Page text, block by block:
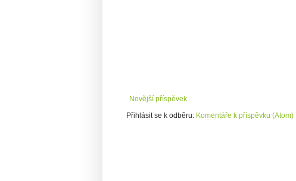
Novější příspěvek
Přihlásit se k odběru: Komentáře k příspěvku (Atom)